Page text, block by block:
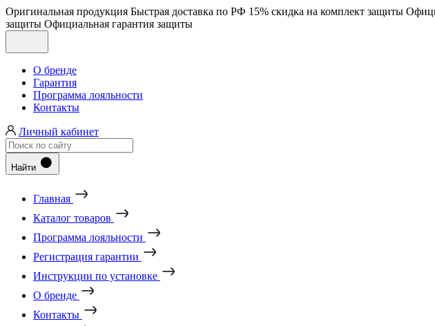
Оригинальная продукция Быстрая доставка по РФ 15% скидка на комплект защиты
защиты Официальная гарантия защиты
О бренде
Гарантия
Программа лояльности
Контакты
Личный кабинет
Найти
Главная
Каталог товаров
Программа лояльности
Регистрация гарантии
Инструкции по установке
О бренде
Контакты